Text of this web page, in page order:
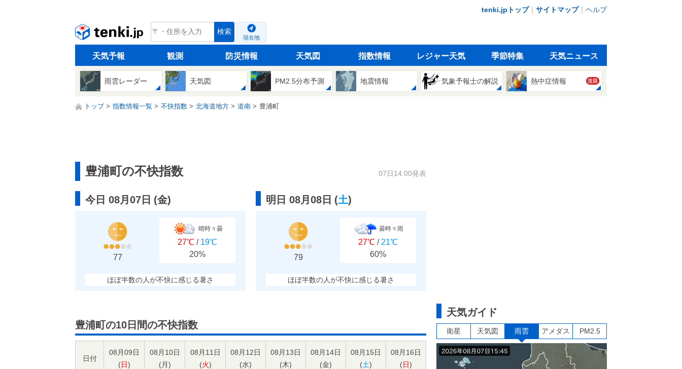
tenki.jpトップ｜ サイトマップ｜ ヘルプ
tenki.jp 検索
現在地
天気予報 観測 防災情報 天気図 指数情報 レジャー天気 季節特集 天気ニュース
雨雲レーダー 天気図 PM2.5分布予測 地震情報 気象予報士の解説 熱中症情報 注目
トップ 指数情報一覧 不快指数 北海道地方 道南 豊浦町
豊浦町の不快指数 07日14:00発表
今日 08月07日 (金)
77
晴時々曇
27℃ / 19℃
20%
ほぼ半数の人が不快に感じる暑さ
明日 08月08日 (土)
79
曇時々雨
27℃ / 21℃
60%
ほぼ半数の人が不快に感じる暑さ
豊浦町の10日間の不快指数
日付
08月09日
(日)
08月10日
(月)
08月11日
(火)
08月12日
(水)
08月13日
(木)
08月14日
(金)
08月15日
(土)
08月16日
(日)
天気ガイド
衛星 天気図 雨雲 アメダス PM2.5